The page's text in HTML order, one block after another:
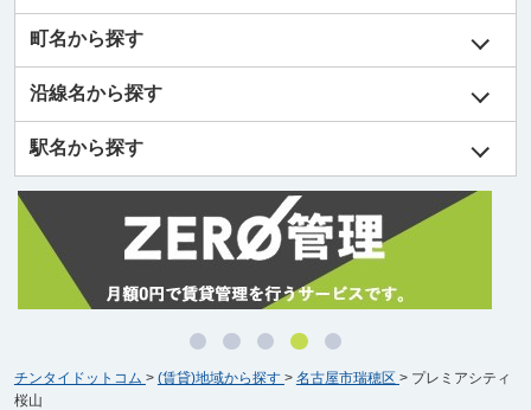
町名から探す
沿線名から探す
駅名から探す
チンタイドットコム > (賃貸)地域から探す > 名古屋市瑞穂区 > プレミアシティ
桜山